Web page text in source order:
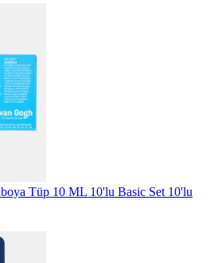
Tüp 10 ML 10'lu Basic Set 10'lu